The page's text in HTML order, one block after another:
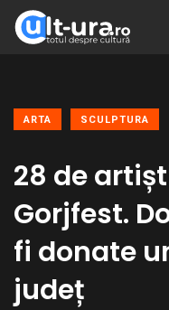
ARTA SCULPTURA
28 de
Gorjfest.
fi donate
județ